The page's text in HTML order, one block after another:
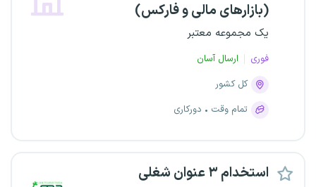
(بازارهای مالی و فارکس)
یک مجموعه معتبر
فوری
ارسال آسان
کل کشور
تمام وقت
دورکاری
استخدام ۳ عنوان شغلی